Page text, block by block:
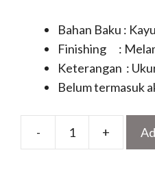
Bahan Baku :
Finishing :
Keterangan :
Belum termasuk
-
Pintu
+